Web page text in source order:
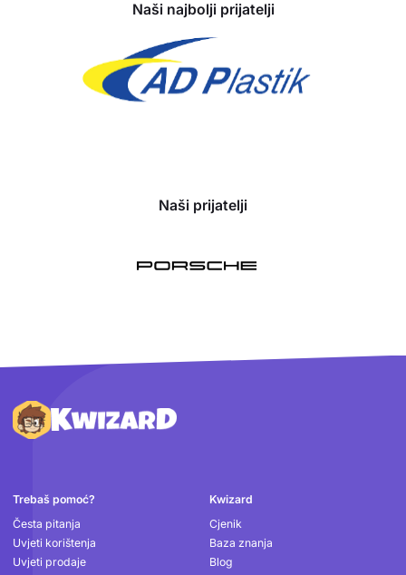
Naši najbolji prijatelji
Naši prijatelji
Podnožje
Trebaš pomoć?
Česta pitanja
Uvjeti korištenja
Uvjeti prodaje
Kwizard
Cjenik
Baza znanja
Blog